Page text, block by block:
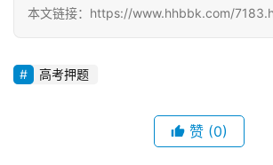
启
儿
本文链接：https://www.hhbbk.com/
高考押题
赞 (0)